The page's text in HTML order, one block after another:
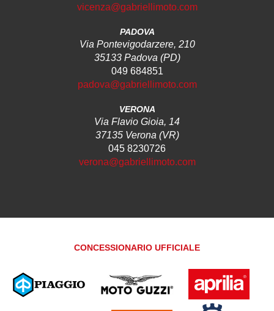
vicenza@gabriellimoto.com
PADOVA
Via Pontevigodarzere, 210
35133 Padova (PD)
049 684851
padova@gabriellimoto.com
VERONA
Via Flavio Gioia, 14
37135 Verona (VR)
045 8230726
verona@gabriellimoto.com
CONCESSIONARIO UFFICIALE